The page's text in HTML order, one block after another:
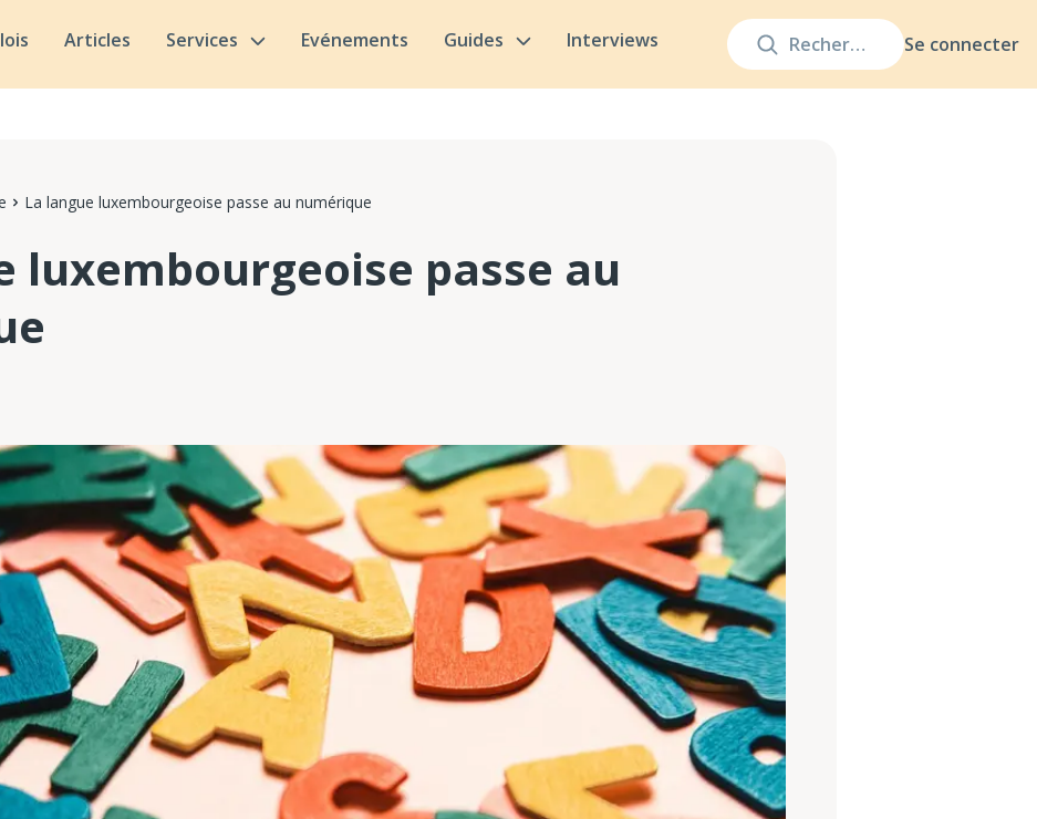
Se connecter
Articles Services Evénements Guides Interviews
La langue luxembourgeoise passe au numérique
luxembourgeoise passe au